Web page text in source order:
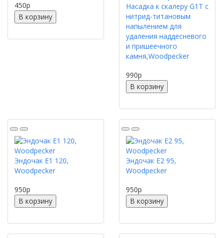
450p
В корзину
Насадка к скалеру G1T с
нитрид-титановым
напылением для
удаления наддесневого
и пришеечного
камня,Woodpecker
990p
В корзину
Эндочак E1 120,
Woodpecker
950p
В корзину
Эндочак E2 95,
Woodpecker
950p
В корзину